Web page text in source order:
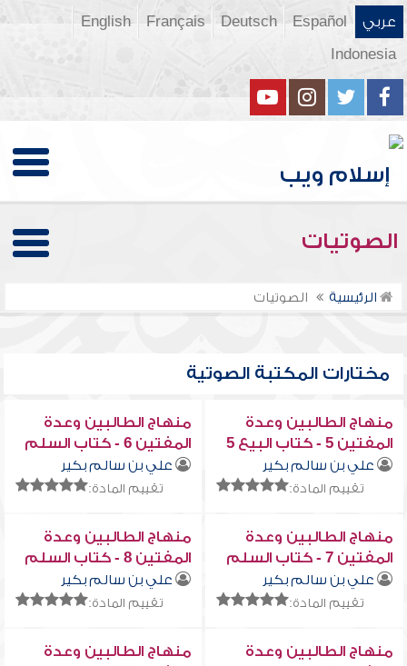
عربي Español
Deutsch
Français
English
Indonesia
الصوتيات
الرئيسية الصوتيات
مختارات المكتبة الصوتية
منهاج الطالبين وعدة
المفتين 5 - كتاب البيع 5
علي بن سالم بكير
تقييم المادة:
منهاج الطالبين وعدة
المفتين 6 - كتاب السلم
1
علي بن سالم بكير
تقييم المادة:
منهاج الطالبين وعدة
المفتين 7 - كتاب السلم
2
علي بن سالم بكير
تقييم المادة:
منهاج الطالبين وعدة
المفتين 8 - كتاب السلم
3
علي بن سالم بكير
تقييم المادة:
منهاج الطالبين وعدة
منهاج الطالبين وعدة